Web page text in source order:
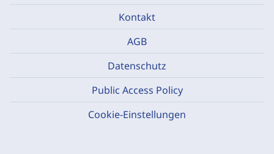
Kontakt
AGB
Datenschutz
Public Access Policy
Cookie-Einstellungen